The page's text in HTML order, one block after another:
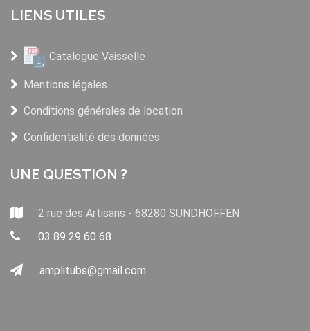
LIENS UTILES
Catalogue Vaisselle
Mentions légales
Conditions générales de location
Confidentialité des données
UNE QUESTION ?
2 rue des Artisans - 68280 SUNDHOFFEN
03 89 29 60 68
amplitubs@gmail.com